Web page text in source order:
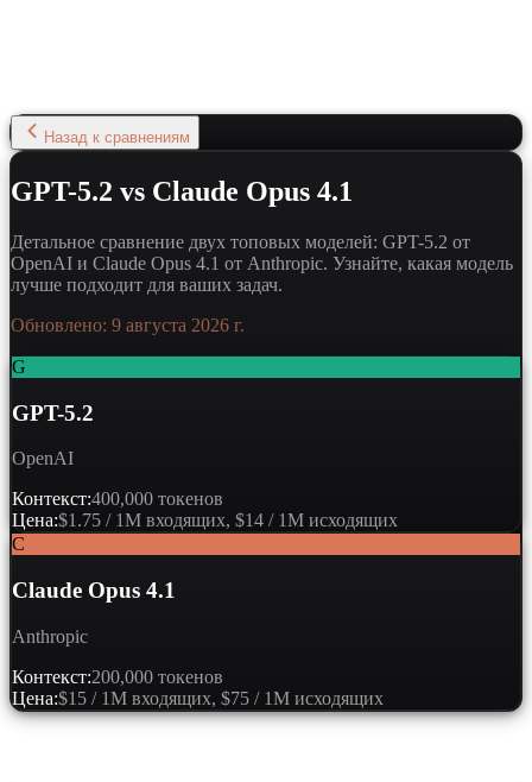
Назад к сравнениям
GPT-5.2 vs Claude Opus 4.1
Детальное сравнение двух топовых моделей: GPT-5.2 от
OpenAI и Claude Opus 4.1 от Anthropic. Узнайте, какая модель
лучше подходит для ваших задач.
Обновлено: 9 августа 2026 г.
G
GPT-5.2
OpenAI
Контекст:400,000 токенов
Цена:$1.75 / 1M входящих, $14 / 1M исходящих
C
Claude Opus 4.1
Anthropic
Контекст:200,000 токенов
Цена:$15 / 1M входящих, $75 / 1M исходящих